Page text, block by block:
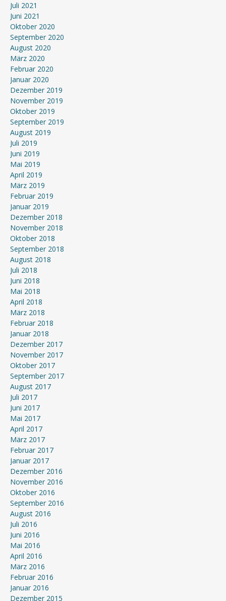
Juli 2021
Juni 2021
Oktober 2020
September 2020
August 2020
März 2020
Februar 2020
Januar 2020
Dezember 2019
November 2019
Oktober 2019
September 2019
August 2019
Juli 2019
Juni 2019
Mai 2019
April 2019
März 2019
Februar 2019
Januar 2019
Dezember 2018
November 2018
Oktober 2018
September 2018
August 2018
Juli 2018
Juni 2018
Mai 2018
April 2018
März 2018
Februar 2018
Januar 2018
Dezember 2017
November 2017
Oktober 2017
September 2017
August 2017
Juli 2017
Juni 2017
Mai 2017
April 2017
März 2017
Februar 2017
Januar 2017
Dezember 2016
November 2016
Oktober 2016
September 2016
August 2016
Juli 2016
Juni 2016
Mai 2016
April 2016
März 2016
Februar 2016
Januar 2016
Dezember 2015